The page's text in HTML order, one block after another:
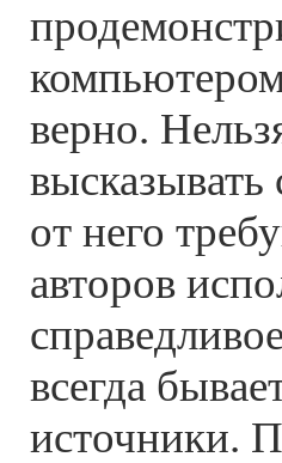
верно.
от него
авторов
всегда
источники.